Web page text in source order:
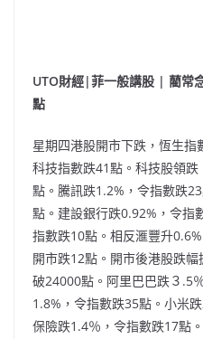
UTO財經|菲一般講股 | 藺常
點
星期四港股開市下跌，恆生指
科技指數跌41點。科技股領
點。騰訊跌1.2%，令指數跌
點。建設銀行跌0.92%，令指
指數跌10點。相反滙豐升
開市跌12點。開市後港股跌
破24000點。阿里巴巴跌３.5
1.8%，令指數跌35點。小米
保險跌1.4％，令指數跌17點